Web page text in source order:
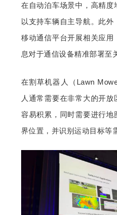
在自动泊车场景中，高精度
以支持车辆自主导航。此
移动通信平台开展相关应
息对于通信设备精准部署至
在割草机器人（Lawn
人通常需要在非常大的开
容易积累，同时需要进行地
界位置，并识别运动目标等